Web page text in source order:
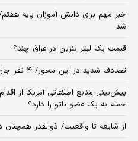
خبر مهم برای دانش آموزان پایه
شد
قیمت یک لیتر بنزین در عراق چند؟
تصادف شدید در این محور/ ۴ نفر جان باختند
پیش‌بینی منابع اطلاعاتی آمریکا از
حمله به یک عضو ناتو را دارد؟
از شایعه تا واقعیت/ ذوالقدر